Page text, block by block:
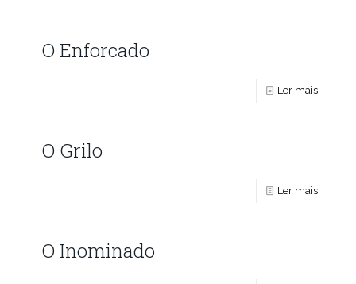
O Enforcado
Ler mais
O Grilo
Ler mais
O Inominado